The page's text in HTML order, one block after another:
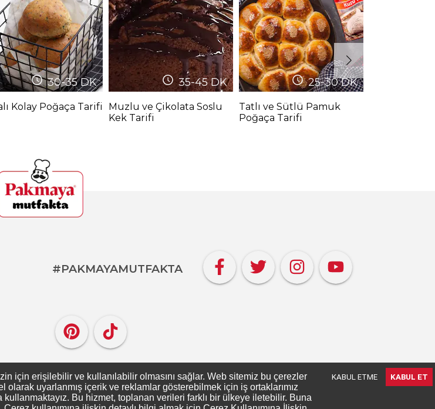
30-35DK
Kolay Poğaça Tarifi
35-45DK
Muzlu ve Çikolata Soslu
Kek Tarifi
25-30DK
Tatlı ve Sütlü Pamuk
Poğaça Tarifi
#PAKMAYAMUTFAKTA
için erişilebilir ve kullanılabilir olmasını sağlar. Web sitemiz bu çerezler
uyarlanmış içerik ve reklamlar gösterebilmek için iş ortaklarımız
Bu hizmet, toplanan verileri farklı bir ülkeye iletebilir. Buna
KABUL ETME KABUL ET